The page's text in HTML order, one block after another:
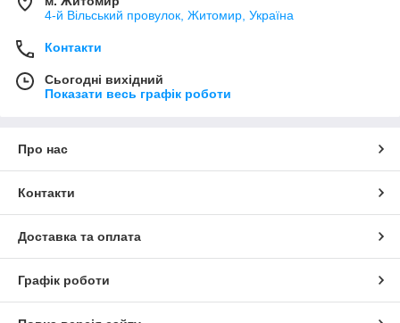
4-й Вільський провулок, Житомир, Україна
Контакти
Сьогодні вихідний
Показати весь графік роботи
Про нас
Контакти
Доставка та оплата
Графік роботи